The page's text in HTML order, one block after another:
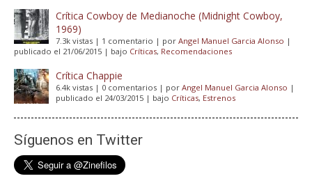
Crítica Cowboy de Medianoche (Midnight Cowboy,
1969)
7.3k vistas | 1 comentario | por Angel Manuel Garcia Alonso |
publicado el 21/06/2015 | bajo Críticas, Recomendaciones
Crítica Chappie
6.4k vistas | 0 comentarios | por Angel Manuel Garcia Alonso |
publicado el 24/03/2015 | bajo Críticas, Estrenos
Síguenos en Twitter